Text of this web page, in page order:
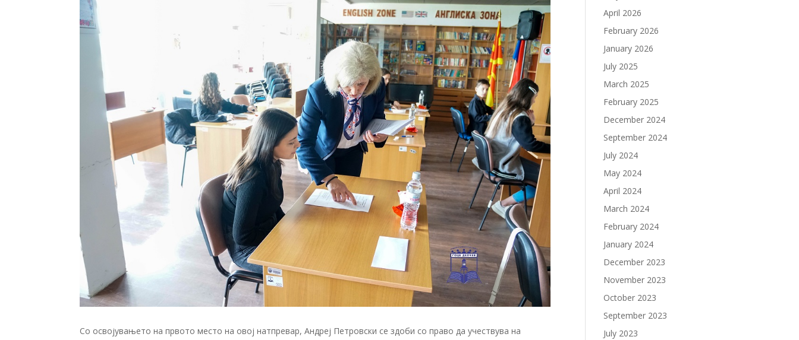
Со освојувањето на првото место на овој натпревар, Андреј Петровски се здоби со право да учествува на
April 2026
February 2026
January 2026
July 2025
March 2025
February 2025
December 2024
September 2024
July 2024
May 2024
April 2024
March 2024
February 2024
January 2024
December 2023
November 2023
October 2023
September 2023
July 2023